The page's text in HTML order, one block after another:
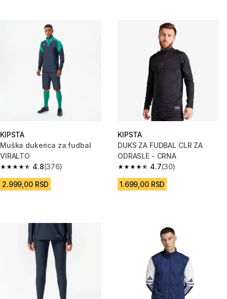
KIPSTA
Muška dukerica za fudbal
VIRALTO
4.8
4.8 od 5 zvezdica from 376 Recenzije
(376)
2.999,00 RSD
KIPSTA
DUKS ZA FUDBAL CLR ZA
ODRASLE - CRNA
4.7
4.7 od 5 zvezdica from 30
(30)
1.699,00 RSD